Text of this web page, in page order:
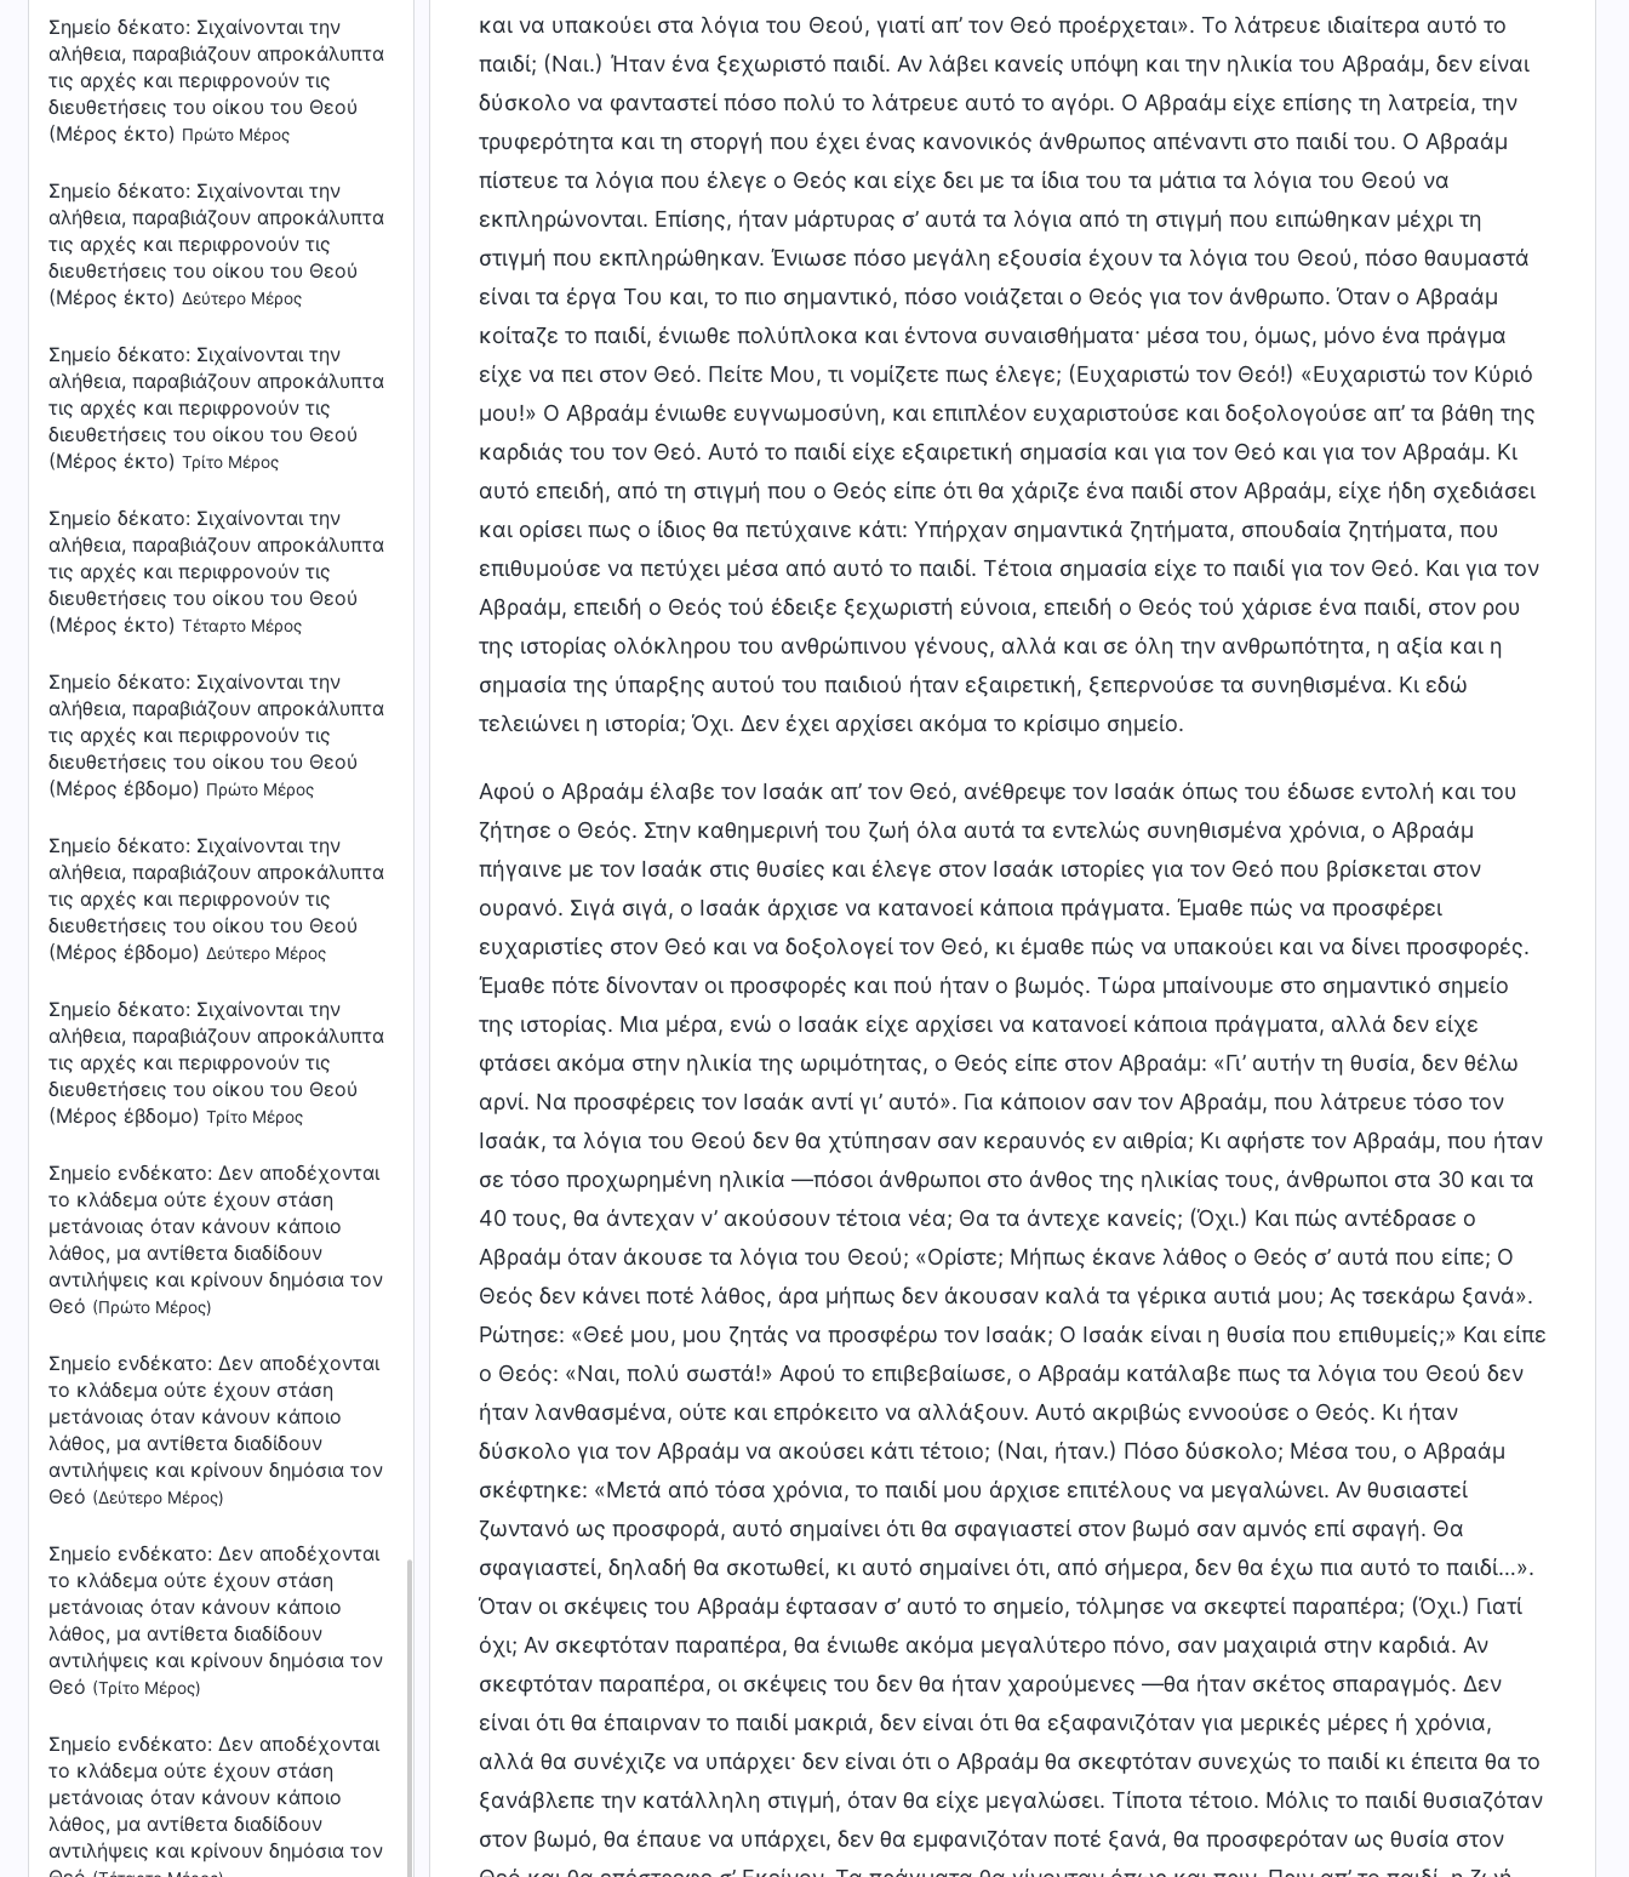
Σημείο δέκατο: Σιχαίνονται την
αλήθεια, παραβιάζουν απροκάλυπτα
τις αρχές και περιφρονούν τις
διευθετήσεις του οίκου του Θεού
(Μέρος έκτο) Πρώτο Μέρος
Σημείο δέκατο: Σιχαίνονται την
αλήθεια, παραβιάζουν απροκάλυπτα
τις αρχές και περιφρονούν τις
διευθετήσεις του οίκου του Θεού
(Μέρος έκτο) Δεύτερο Μέρος
Σημείο δέκατο: Σιχαίνονται την
αλήθεια, παραβιάζουν απροκάλυπτα
τις αρχές και περιφρονούν τις
διευθετήσεις του οίκου του Θεού
(Μέρος έκτο) Τρίτο Μέρος
Σημείο δέκατο: Σιχαίνονται την
αλήθεια, παραβιάζουν απροκάλυπτα
τις αρχές και περιφρονούν τις
διευθετήσεις του οίκου του Θεού
(Μέρος έκτο) Τέταρτο Μέρος
Σημείο δέκατο: Σιχαίνονται την
αλήθεια, παραβιάζουν απροκάλυπτα
τις αρχές και περιφρονούν τις
διευθετήσεις του οίκου του Θεού
(Μέρος έβδομο) Πρώτο Μέρος
Σημείο δέκατο: Σιχαίνονται την
αλήθεια, παραβιάζουν απροκάλυπτα
τις αρχές και περιφρονούν τις
διευθετήσεις του οίκου του Θεού
(Μέρος έβδομο) Δεύτερο Μέρος
Σημείο δέκατο: Σιχαίνονται την
αλήθεια, παραβιάζουν απροκάλυπτα
τις αρχές και περιφρονούν τις
διευθετήσεις του οίκου του Θεού
(Μέρος έβδομο) Τρίτο Μέρος
Σημείο ενδέκατο: Δεν αποδέχονται
το κλάδεμα ούτε έχουν στάση
μετάνοιας όταν κάνουν κάποιο
λάθος, μα αντίθετα διαδίδουν
αντιλήψεις και κρίνουν δημόσια τον
Θεό (Πρώτο Μέρος)
Σημείο ενδέκατο: Δεν αποδέχονται
το κλάδεμα ούτε έχουν στάση
μετάνοιας όταν κάνουν κάποιο
λάθος, μα αντίθετα διαδίδουν
αντιλήψεις και κρίνουν δημόσια τον
Θεό (Δεύτερο Μέρος)
Σημείο ενδέκατο: Δεν αποδέχονται
το κλάδεμα ούτε έχουν στάση
μετάνοιας όταν κάνουν κάποιο
λάθος, μα αντίθετα διαδίδουν
αντιλήψεις και κρίνουν δημόσια τον
Θεό (Τρίτο Μέρος)
Σημείο ενδέκατο: Δεν αποδέχονται
το κλάδεμα ούτε έχουν στάση
μετάνοιας όταν κάνουν κάποιο
λάθος, μα αντίθετα διαδίδουν
αντιλήψεις και κρίνουν δημόσια τον
και να υπακούει στα λόγια του Θεού, γιατί απ’ τον Θεό προέρχεται». Το λάτρευε ιδιαίτερα αυτό το
παιδί; (Ναι.) Ήταν ένα ξεχωριστό παιδί. Αν λάβει κανείς υπόψη και την ηλικία του Αβραάμ, δεν είναι
δύσκολο να φανταστεί πόσο πολύ το λάτρευε αυτό το αγόρι. Ο Αβραάμ είχε επίσης τη λατρεία, την
τρυφερότητα και τη στοργή που έχει ένας κανονικός άνθρωπος απέναντι στο παιδί του. Ο Αβραάμ
πίστευε τα λόγια που έλεγε ο Θεός και είχε δει με τα ίδια του τα μάτια τα λόγια του Θεού να
εκπληρώνονται. Επίσης, ήταν μάρτυρας σ’ αυτά τα λόγια από τη στιγμή που ειπώθηκαν μέχρι τη
στιγμή που εκπληρώθηκαν. Ένιωσε πόσο μεγάλη εξουσία έχουν τα λόγια του Θεού, πόσο θαυμαστά
είναι τα έργα Του και, το πιο σημαντικό, πόσο νοιάζεται ο Θεός για τον άνθρωπο. Όταν ο Αβραάμ
κοίταζε το παιδί, ένιωθε πολύπλοκα και έντονα συναισθήματα· μέσα του, όμως, μόνο ένα πράγμα
είχε να πει στον Θεό. Πείτε Μου, τι νομίζετε πως έλεγε; (Ευχαριστώ τον Θεό!) «Ευχαριστώ τον Κύριό
μου!» Ο Αβραάμ ένιωθε ευγνωμοσύνη, και επιπλέον ευχαριστούσε και δοξολογούσε απ’ τα βάθη της
καρδιάς του τον Θεό. Αυτό το παιδί είχε εξαιρετική σημασία και για τον Θεό και για τον Αβραάμ. Κι
αυτό επειδή, από τη στιγμή που ο Θεός είπε ότι θα χάριζε ένα παιδί στον Αβραάμ, είχε ήδη σχεδιάσει
και ορίσει πως ο ίδιος θα πετύχαινε κάτι: Υπήρχαν σημαντικά ζητήματα, σπουδαία ζητήματα, που
επιθυμούσε να πετύχει μέσα από αυτό το παιδί. Τέτοια σημασία είχε το παιδί για τον Θεό. Και για τον
Αβραάμ, επειδή ο Θεός τού έδειξε ξεχωριστή εύνοια, επειδή ο Θεός τού χάρισε ένα παιδί, στον ρου
της ιστορίας ολόκληρου του ανθρώπινου γένους, αλλά και σε όλη την ανθρωπότητα, η αξία και η
σημασία της ύπαρξης αυτού του παιδιού ήταν εξαιρετική, ξεπερνούσε τα συνηθισμένα. Κι εδώ
τελειώνει η ιστορία; Όχι. Δεν έχει αρχίσει ακόμα το κρίσιμο σημείο.
Αφού ο Αβραάμ έλαβε τον Ισαάκ απ’ τον Θεό, ανέθρεψε τον Ισαάκ όπως του έδωσε εντολή και του
ζήτησε ο Θεός. Στην καθημερινή του ζωή όλα αυτά τα εντελώς συνηθισμένα χρόνια, ο Αβραάμ
πήγαινε με τον Ισαάκ στις θυσίες και έλεγε στον Ισαάκ ιστορίες για τον Θεό που βρίσκεται στον
ουρανό. Σιγά σιγά, ο Ισαάκ άρχισε να κατανοεί κάποια πράγματα. Έμαθε πώς να προσφέρει
ευχαριστίες στον Θεό και να δοξολογεί τον Θεό, κι έμαθε πώς να υπακούει και να δίνει προσφορές.
Έμαθε πότε δίνονταν οι προσφορές και πού ήταν ο βωμός. Τώρα μπαίνουμε στο σημαντικό σημείο
της ιστορίας. Μια μέρα, ενώ ο Ισαάκ είχε αρχίσει να κατανοεί κάποια πράγματα, αλλά δεν είχε
φτάσει ακόμα στην ηλικία της ωριμότητας, ο Θεός είπε στον Αβραάμ: «Γι’ αυτήν τη θυσία, δεν θέλω
αρνί. Να προσφέρεις τον Ισαάκ αντί γι’ αυτό». Για κάποιον σαν τον Αβραάμ, που λάτρευε τόσο τον
Ισαάκ, τα λόγια του Θεού δεν θα χτύπησαν σαν κεραυνός εν αιθρία; Κι αφήστε τον Αβραάμ, που ήταν
σε τόσο προχωρημένη ηλικία —πόσοι άνθρωποι στο άνθος της ηλικίας τους, άνθρωποι στα 30 και τα
40 τους, θα άντεχαν ν’ ακούσουν τέτοια νέα; Θα τα άντεχε κανείς; (Όχι.) Και πώς αντέδρασε ο
Αβραάμ όταν άκουσε τα λόγια του Θεού; «Ορίστε; Μήπως έκανε λάθος ο Θεός σ’ αυτά που είπε; Ο
Θεός δεν κάνει ποτέ λάθος, άρα μήπως δεν άκουσαν καλά τα γέρικα αυτιά μου; Ας τσεκάρω ξανά».
Ρώτησε: «Θεέ μου, μου ζητάς να προσφέρω τον Ισαάκ; Ο Ισαάκ είναι η θυσία που επιθυμείς;» Και είπε
ο Θεός: «Ναι, πολύ σωστά!» Αφού το επιβεβαίωσε, ο Αβραάμ κατάλαβε πως τα λόγια του Θεού δεν
ήταν λανθασμένα, ούτε και επρόκειτο να αλλάξουν. Αυτό ακριβώς εννοούσε ο Θεός. Κι ήταν
δύσκολο για τον Αβραάμ να ακούσει κάτι τέτοιο; (Ναι, ήταν.) Πόσο δύσκολο; Μέσα του, ο Αβραάμ
σκέφτηκε: «Μετά από τόσα χρόνια, το παιδί μου άρχισε επιτέλους να μεγαλώνει. Αν θυσιαστεί
ζωντανό ως προσφορά, αυτό σημαίνει ότι θα σφαγιαστεί στον βωμό σαν αμνός επί σφαγή. Θα
σφαγιαστεί, δηλαδή θα σκοτωθεί, κι αυτό σημαίνει ότι, από σήμερα, δεν θα έχω πια αυτό το παιδί…».
Όταν οι σκέψεις του Αβραάμ έφτασαν σ’ αυτό το σημείο, τόλμησε να σκεφτεί παραπέρα; (Όχι.) Γιατί
όχι; Αν σκεφτόταν παραπέρα, θα ένιωθε ακόμα μεγαλύτερο πόνο, σαν μαχαιριά στην καρδιά. Αν
σκεφτόταν παραπέρα, οι σκέψεις του δεν θα ήταν χαρούμενες —θα ήταν σκέτος σπαραγμός. Δεν
είναι ότι θα έπαιρναν το παιδί μακριά, δεν είναι ότι θα εξαφανιζόταν για μερικές μέρες ή χρόνια,
αλλά θα συνέχιζε να υπάρχει· δεν είναι ότι ο Αβραάμ θα σκεφτόταν συνεχώς το παιδί κι έπειτα θα το
ξανάβλεπε την κατάλληλη στιγμή, όταν θα είχε μεγαλώσει. Τίποτα τέτοιο. Μόλις το παιδί θυσιαζόταν
στον βωμό, θα έπαυε να υπάρχει, δεν θα εμφανιζόταν ποτέ ξανά, θα προσφερόταν ως θυσία στον